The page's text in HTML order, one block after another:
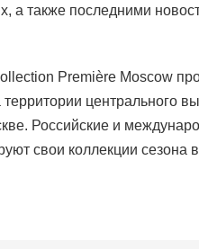
а также последними
Première Moscow
центрального
Российские и
свои коллекции сезона